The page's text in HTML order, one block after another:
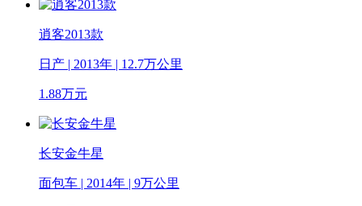
逍客2013款
日产 | 2013年 | 12.7万公里
1.88万元
长安金牛星
面包车 | 2014年 | 9万公里